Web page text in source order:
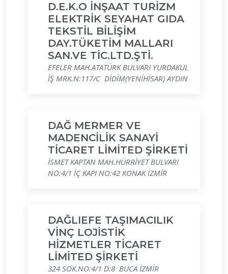
D.E.K.O İNŞAAT TURİZM
ELEKTRİK SEYAHAT GIDA
TEKSTİL BİLİŞİM
DAY.TÜKETİM MALLARI
SAN.VE TİC.LTD.ŞTİ.
EFELER MAH.ATATÜRK BULVARI YURDAKUL
İŞ MRK.N:117/C DİDİM(YENİHİSAR) AYDIN
DAĞ MERMER VE
MADENCİLİK SANAYİ
TİCARET LİMİTED ŞİRKETİ
İSMET KAPTAN MAH.HÜRRİYET BULVARI
NO:4/1 İÇ KAPI NO:42 KONAK İZMİR
DAĞLIEFE TAŞIMACILIK
VİNÇ LOJİSTİK
HİZMETLER TİCARET
LİMİTED ŞİRKETİ
324 SOK.NO:4/1 D:8 BUCA İZMİR